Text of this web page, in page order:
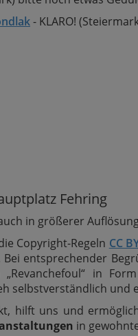
- KLARO!
Fehring
in größerer
Copyright-Regeln CC
Bei entsprechender
in
selbstverständlich und
hilft uns und
in